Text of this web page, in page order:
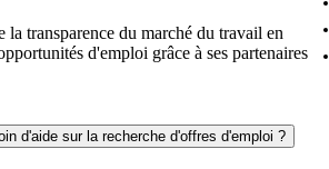
la transparence du marché du travail en
d'emploi grâce à ses partenaires
d'aide sur la recherche d'offres d'emploi ?